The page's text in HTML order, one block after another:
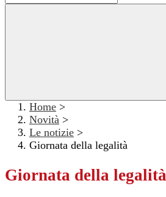
Home >
Novità >
Le notizie >
Giornata della legalità
Giornata della legalità